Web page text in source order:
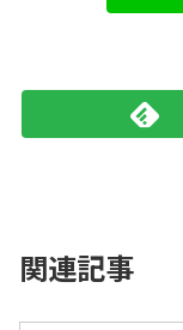
関連記事